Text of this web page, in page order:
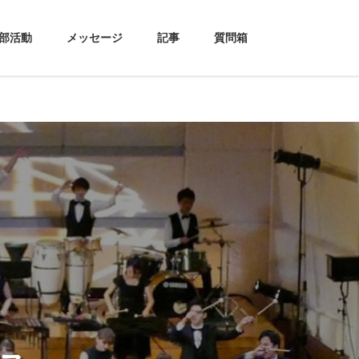
活動 メッセージ 記事 質問箱